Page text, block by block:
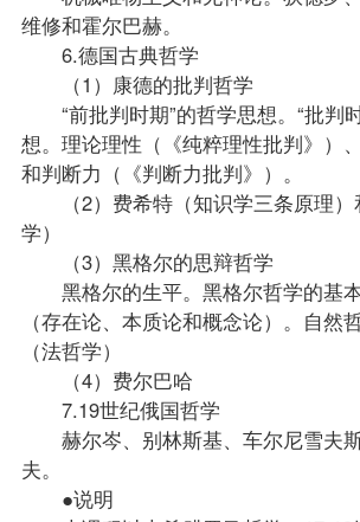
维修和霍尔巴赫。
6.德国古典哲学
（1）康德的批判哲学
“前批判时期”的哲学思想。“批判
想。理论理性（《纯粹理性批判》）
和判断力（《判断力批判》）。
（2）费希特（知识学三条原理）
学）
（3）黑格尔的思辩哲学
黑格尔的生平。黑格尔哲学的基
（存在论、本质论和概念论）。自然
（法哲学）
（4）费尔巴哈
7.19世纪俄国哲学
赫尔岑、别林斯基、车尔尼雪夫
夫。
●说明